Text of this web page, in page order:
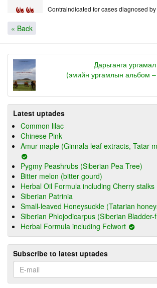
Contraindicated for cases diagnosed by
« Back
Дарьганга ургамал
(эмийн ургамлын альбом
Latest uptades
Common lilac
Chinese Pink
Amur maple (Ginnala leaf extracts, Tatar
Pygmy Peashrubs (Siberian Pea Tree)
Bitter melon (bitter gourd)
Herbal Oil Formula including Cherry stalks
Siberian Patrinia
Small-leaved Honeysuckle (Tatarian
Siberian Phlojodicarpus (Siberian Bladder-
Herbal Formula including Felwort
Subscribe to latest uptades